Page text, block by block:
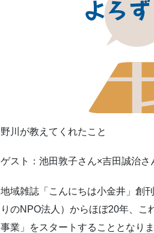
野川が教えてくれたこと
ゲスト：池田敦子さん×吉田誠治さ
地域雑誌「こんにちは小金井」創
りのNPO法人）からほぼ20年、
事業」をスタートすることとなりま